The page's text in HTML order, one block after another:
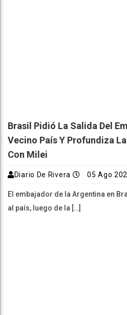
Brasil Pidió La Salida Del
Vecino País Y Profundiza
Con Milei
Diario De Rivera 05 Ago
El embajador de la Argentina en
al país, luego de la […]